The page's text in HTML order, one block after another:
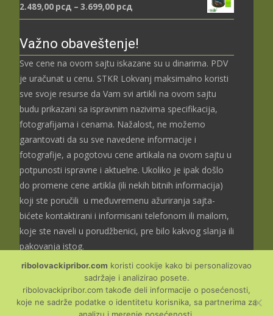
2.489,00 рсд – 3.699,00 рсд
цена:
2.489,00 рсд
до
3.699,00 рсд
Važno obaveštenje!
Sve cene na ovom sajtu iskazane su u dinarima. PDV
je uračunat u cenu. STKR Lokvanj maksimalno koristi
sve svoje resurse da Vam svi artikli na ovom sajtu
budu prikazani sa ispravnim nazivima specifikacija,
fotografijama i cenama. Nažalost, ne možemo
garantovati da su sve navedene informacije i
fotografije, a pogotovu cene artikala na ovom sajtu u
potpunosti ispravne i aktuelne. Ukoliko je ipak došlo
do promene cene artikla (ili nekih bitnih informacija)
koji ste poručili u međuvremenu ažuriranja sajta-
bićete kontaktirani i informisani telefonom ili mailom,
koje ste naveli u porudžbenici, pre bilo kakvog slanja ili
pakovanja istog.
Copyright © Ribolovački
ribolovackipribor.com koristi cookije kako bi personalizovao
sadržaje i analizirao posete.
ribolovackipribor.com takođe deli informacije o posećenosti,
koje ne sadrže podatke o identitetu korisnika, sa partnerima za